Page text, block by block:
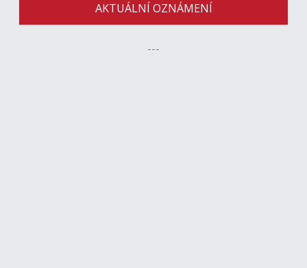
AKTUÁLNÍ OZNÁMENÍ
---